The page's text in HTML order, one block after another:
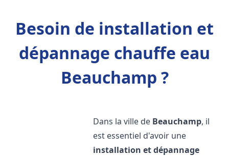
Besoin de installation et
dépannage chauffe eau
Beauchamp ?
Dans la ville de Beauchamp, il
est essentiel d'avoir une
installation et dépannage